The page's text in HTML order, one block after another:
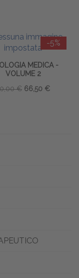
-5%
MEDICA -
VOLUME 2
€ 66,50 €